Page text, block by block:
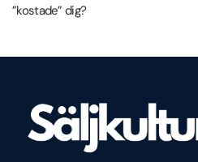
”kostade” dig?